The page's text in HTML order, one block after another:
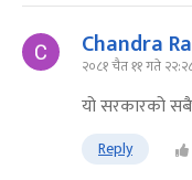
Chandra
२०८१ चैत ११ गते
यो सरकारको
Reply